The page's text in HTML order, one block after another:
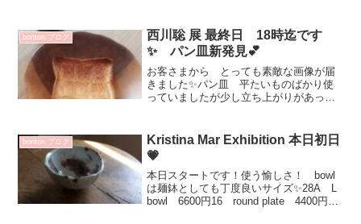
日目です・・・が作品数が少なくマホさ
んと相談し...
bonton.ブログ
西川聡 展 最終日 18時迄です
✨ パン皿新発見💕
お客さまから とっても素敵な画像が届
きました✨パン皿 平たいものばかり使
っていましたが少し立ち上がりがあって
トーストの湯気？ 熱がお皿に直接伝わ
らないので焼き立ての食感...
bonton.ブログ
Kristina Mar Exhibition 本日初日
💗
本日スタートです！使う愉しさ！ bowl
は麺鉢としても丁度良いサイズ✨28A L
bowl 6600円16 round plate 4400円ケ